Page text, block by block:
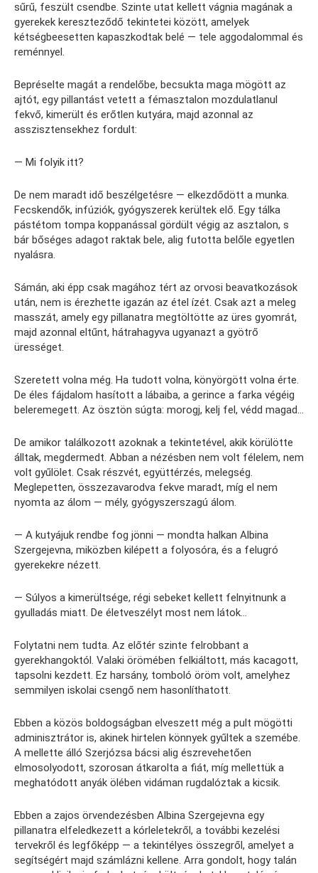
sűrű, feszült csendbe. Szinte utat kellett vágnia magának a
gyerekek kereszteződő tekintetei között, amelyek
kétségbeesetten kapaszkodtak belé — tele aggodalommal és
reménnyel.
Bepréselte magát a rendelőbe, becsukta maga mögött az
ajtót, egy pillantást vetett a fémasztalon mozdulatlanul
fekvő, kimerült és erőtlen kutyára, majd azonnal az
asszisztensekhez fordult:
— Mi folyik itt?
De nem maradt idő beszélgetésre — elkezdődött a munka.
Fecskendők, infúziók, gyógyszerek kerültek elő. Egy tálka
pástétom tompa koppanással gördült végig az asztalon, s
bár bőséges adagot raktak bele, alig futotta belőle egyetlen
nyalásra.
Sámán, aki épp csak magához tért az orvosi beavatkozások
után, nem is érezhette igazán az étel ízét. Csak azt a meleg
masszát, amely egy pillanatra megtöltötte az üres gyomrát,
majd azonnal eltűnt, hátrahagyva ugyanazt a gyötrő
ürességet.
Szeretett volna még. Ha tudott volna, könyörgött volna érte.
De éles fájdalom hasított a lábaiba, a gerince a farka végéig
beleremegett. Az ösztön súgta: morogj, kelj fel, védd magad…
De amikor találkozott azoknak a tekintetével, akik körülötte
álltak, megdermedt. Abban a nézésben nem volt félelem, nem
volt gyűlölet. Csak részvét, együttérzés, melegség.
Meglepetten, összezavarodva fekve maradt, míg el nem
nyomta az álom — mély, gyógyszerszagú álom.
— A kutyájuk rendbe fog jönni — mondta halkan Albina
Szergejevna, miközben kilépett a folyosóra, és a felugró
gyerekekre nézett.
— Súlyos a kimerültsége, régi sebeket kellett felnyitnunk a
gyulladás miatt. De életveszélyt most nem látok…
Folytatni nem tudta. Az előtér szinte felrobbant a
gyerekhangoktól. Valaki örömében felkiáltott, más kacagott,
tapsolni kezdett. Ez harsány, tomboló öröm volt, amelyhez
semmilyen iskolai csengő nem hasonlíthatott.
Ebben a közös boldogságban elveszett még a pult mögötti
adminisztrátor is, akinek hirtelen könnyek gyűltek a szemébe.
A mellette álló Szerjózsa bácsi alig észrevehetően
elmosolyodott, szorosan átkarolta a fiát, míg mellettük a
meghatódott anyák ölében vidáman rugdalóztak a kicsik.
Ebben a zajos örvendezésben Albina Szergejevna egy
pillanatra elfeledkezett a kórleletekről, a további kezelési
tervekről és legfőképp — a tekintélyes összegről, amelyet a
segítségért majd számlázni kellene. Arra gondolt, hogy talán